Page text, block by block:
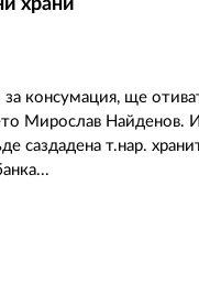
храни
консумация, ще
Мирослав Найденов.
саздадена т.нар.